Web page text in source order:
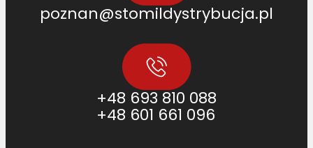
poznan@stomildystrybucja.pl
+48 693 810 088
+48 601 661 096